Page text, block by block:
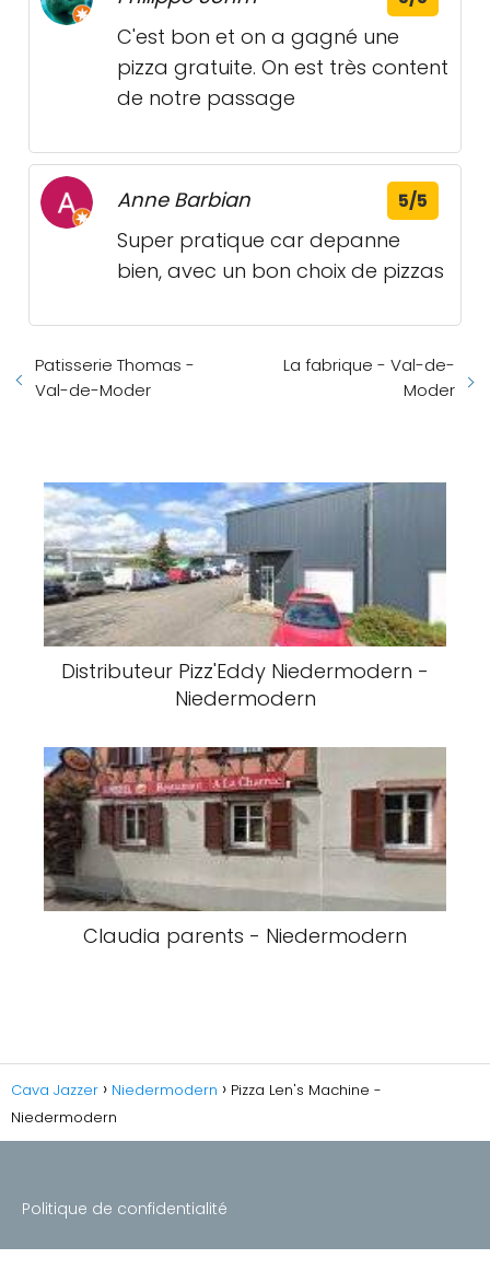
C'est bon et on a gagné une
pizza gratuite. On est très content
de notre passage
Anne Barbian 5/5
Super pratique car depanne
bien, avec un bon choix de pizzas
Patisserie Thomas -
Val-de-Moder
La fabrique - Val-de-
Moder
Distributeur Pizz'Eddy Niedermodern -
Niedermodern
Claudia parents - Niedermodern
Cava Jazzer Niedermodern
Pizza Len's Machine -
Niedermodern
Politique de confidentialité